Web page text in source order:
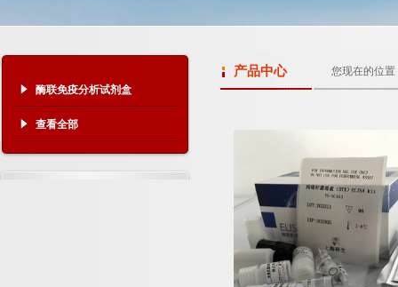
酶联免疫分析试剂盒
查看全部
产品中心 您现在的位置